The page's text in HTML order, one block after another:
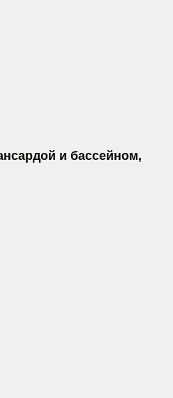
и бассейном,